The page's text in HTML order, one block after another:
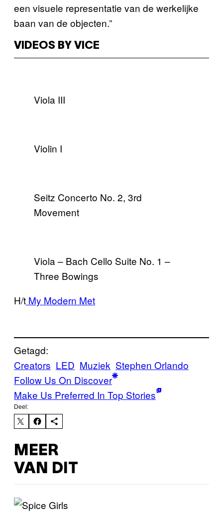
een visuele representatie van de werkelijke
baan van de objecten.”
VIDEOS BY VICE
Viola III
Violin I
Seitz Concerto No. 2, 3rd
Movement
Viola – Bach Cello Suite No. 1 –
Three Bowings
H/t My Modern Met
Getagd:
Creators LED Muziek Stephen Orlando
Follow Us On Discover
Make Us Preferred In Top Stories
Deel:
MEER
VAN DIT